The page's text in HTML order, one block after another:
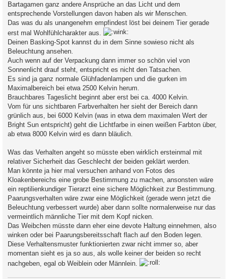
Bartagamen ganz andere Ansprüche an das Licht und dem
entsprechende Vorstellungen davon haben als wir Menschen.
Das was du als unangenehm empfindest löst bei deinem Tier gerade
erst mal Wohlfühlcharakter aus.
Deinen Basking-Spot kannst du in dem Sinne sowieso nicht als
Beleuchtung ansehen.
Auch wenn auf der Verpackung dann immer so schön viel von
Sonnenlicht drauf steht, entspricht es nicht den Tatsachen.
Es sind ja ganz normale Glühfadenlampen und die gurken im
Maximalbereich bei etwa 2500 Kelvin herum.
Brauchbares Tageslicht beginnt aber erst bei ca. 4000 Kelvin.
Vom für uns sichtbaren Farbverhalten her sieht der Bereich dann
grünlich aus, bei 6000 Kelvin (was in etwa dem maximalen Wert der
Bright Sun entspricht) geht die Lichtfarbe in einen weißen Farbton über,
ab etwa 8000 Kelvin wird es dann bläulich.
Was das Verhalten angeht so müsste eben wirklich ersteinmal mit
relativer Sicherheit das Geschlecht der beiden geklärt werden.
Man könnte ja hier mal versuchen anhand von Fotos des
Kloakenbereichs eine grobe Bestimmung zu machen, ansonsten wäre
ein reptilienkundiger Tierarzt eine sichere Möglichkeit zur Bestimmung.
Paarungsverhalten wäre zwar eine Möglichkeit (gerade wenn jetzt die
Beleuchtung verbessert wurde) aber dann sollte normalerweise nur das
vermeintlich männliche Tier mit dem Kopf nicken.
Das Weibchen müsste dann eher eine devote Haltung einnehmen, also
winken oder bei Paarungsbereitsschaft flach auf den Boden legen.
Diese Verhaltensmuster funktionierten zwar nicht immer so, aber
momentan sieht es ja so aus, als wolle keiner der beiden so recht
nachgeben, egal ob Weiblein oder Männlein.